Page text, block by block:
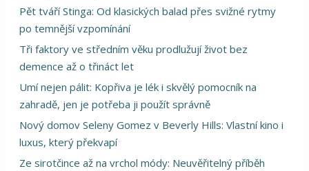
Pět tváří Stinga: Od klasických balad přes svižné rytmy
po temnější vzpomínání
Tři faktory ve středním věku prodlužují život bez
demence až o třináct let
Umí nejen pálit: Kopřiva je lék i skvělý pomocník na
zahradě, jen je potřeba ji použít správně
Nový domov Seleny Gomez v Beverly Hills: Vlastní kino i
luxus, který překvapí
Ze sirotčince až na vrchol módy: Neuvěřitelný příběh